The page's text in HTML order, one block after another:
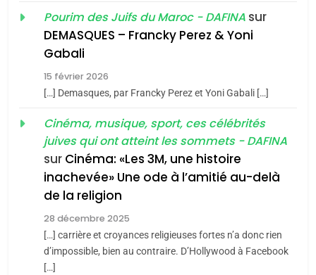
Oeil ravageur – Vanessa
De Loya Stauber
«Tu dis génocide, je dis
guerre»: La nouvelle
chanson de Boy George
ISRAÉL JUDAISME
Pourim des Juifs du Maroc - DAFINA sur
DEMASQUES – Francky Perez & Yoni
Gabali
15 février 2026
[…] Demasques, par Francky Perez et Yoni Gabali […]
Cinéma, musique, sport, ces célébrités
juives qui ont atteint les sommets - DAFINA
sur Cinéma: «Les 3M, une histoire
inachevée» Une ode à l’amitié au-delà
de la religion
28 décembre 2025
[…] carrière et croyances religieuses fortes n’a donc rien
d’impossible, bien au contraire. D’Hollywood à Facebook
[…]
meurtrière selon le rapport
l’antisémitisme
FIÈRE, DIGNE ET RÉSILIENTE :
POURQUOI JE REVENDIQUE
MA JUDAÏTE par Thérèse
Zrihen-Dvir
ISRAÉL
CE QUI NOUS MANQUE –